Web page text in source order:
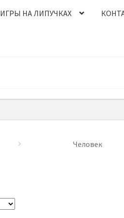
ИГРЫ НА ЛИПУЧКАХ
Человек